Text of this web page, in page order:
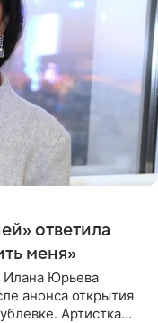
ответила
меня»
Илана Юрьева
анонса открытия
Артистка